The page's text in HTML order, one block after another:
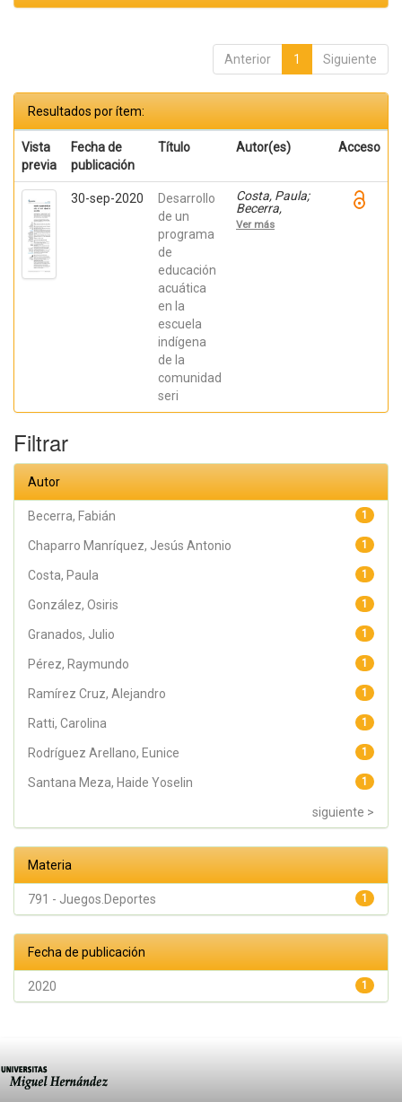
Anterior 1 Siguiente
Resultados por ítem:
Vista
previa
Fecha de
publicación
Título Autor(es) Acceso
30-sep-2020
Desarrollo
de un
programa
de
educación
acuática
en la
escuela
indígena
de la
comunidad
seri
Costa, Paula;
Becerra,
Viviana;
Becerra,
Ramírez Cruz,
Granados,
Ver más
Filtrar
Autor
1
Becerra, Fabián
1
Chaparro Manríquez, Jesús Antonio
1
Costa, Paula
1
González, Osiris
1
Granados, Julio
1
Pérez, Raymundo
1
Ramírez Cruz, Alejandro
1
Ratti, Carolina
1
Rodríguez Arellano, Eunice
1
Santana Meza, Haide Yoselin
siguiente >
Materia
1
791 - Juegos.Deportes
Fecha de publicación
1
2020